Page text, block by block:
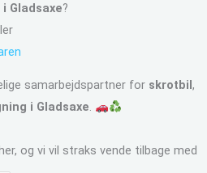
Gladsaxe?
samarbejdspartner for skrotbil ,
i Gladsaxe.
og vi vil straks vende tilbage med